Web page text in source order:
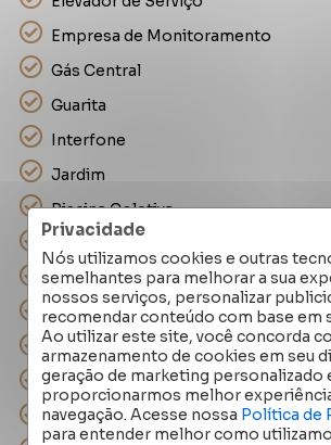
Privacidade
Nós utilizamos cookies e outras
semelhantes para melhorar a sua
nossos serviços, personalizar
recomendar conteúdo com base em
Ao utilizar este site, você concorda
armazenamento de cookies em seu
geração de marketing personalizado
proporcionarmos melhor
navegação. Acesse nossa Política de
para entender melhor como
Empresa de Monitoramento
Gás Central
Guarita
Interfone
Jardim
Piscina Coletiva
Portaria 24 horas
Sala Fitness
Salão de Festas
Sauna Condominial
Vigilância 24 horas